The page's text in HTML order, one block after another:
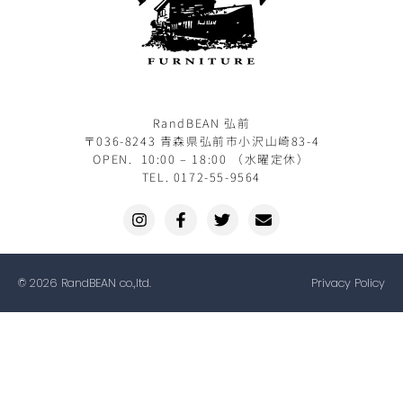
RandBEAN 弘前
〒036-8243 青森県弘前市小沢山崎83-4
OPEN. 10:00 – 18:00 （水曜定休）
TEL. 0172-55-9564
© 2026 RandBEAN co.,ltd. Privacy Policy